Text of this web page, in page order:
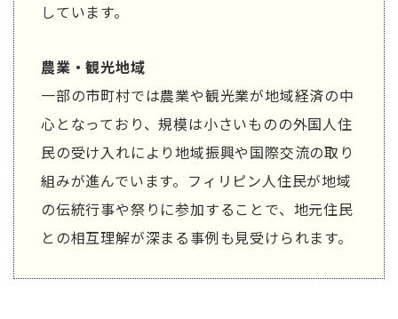
しています。
農業・観光地域
一部の市町村では農業や観光業が地域経済の中
心となっており、規模は小さいものの外国人住
民の受け入れにより地域振興や国際交流の取り
組みが進んでいます。フィリピン人住民が地域
の伝統行事や祭りに参加することで、地元住民
との相互理解が深まる事例も見受けられます。